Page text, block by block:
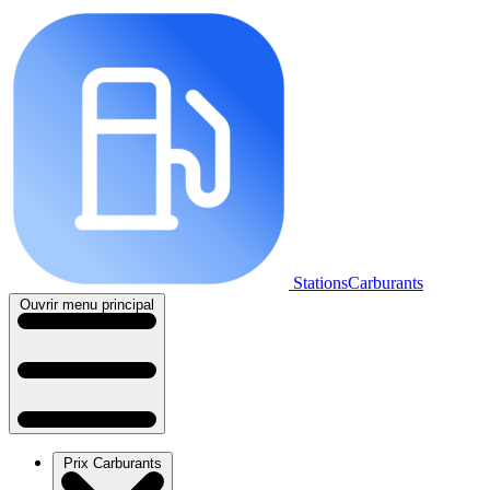
StationsCarburants
Ouvrir menu principal
Prix Carburants